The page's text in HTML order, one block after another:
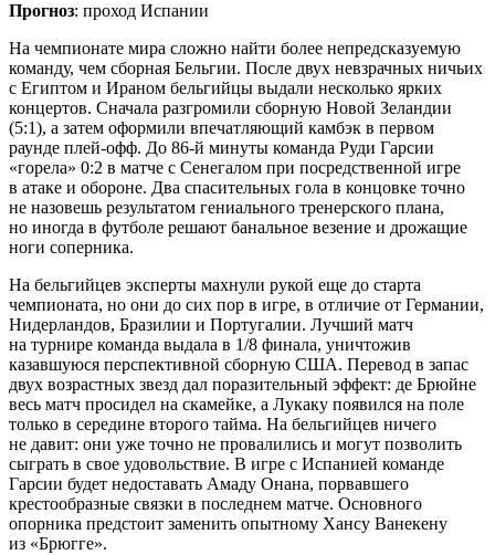
Прогноз: проход Испании
На чемпионате мира сложно найти более непредсказуемую
команду, чем сборная Бельгии. После двух невзрачных ничьих
с Египтом и Ираном бельгийцы выдали несколько ярких
концертов. Сначала разгромили сборную Новой Зеландии
(5:1), а затем оформили впечатляющий камбэк в первом
раунде плей-офф. До 86-й минуты команда Руди Гарсии
«горела» 0:2 в матче с Сенегалом при посредственной игре
в атаке и обороне. Два спасительных гола в концовке точно
не назовешь результатом гениального тренерского плана,
но иногда в футболе решают банальное везение и дрожащие
ноги соперника.
На бельгийцев эксперты махнули рукой еще до старта
чемпионата, но они до сих пор в игре, в отличие от Германии,
Нидерландов, Бразилии и Португалии. Лучший матч
на турнире команда выдала в 1/8 финала, уничтожив
казавшуюся перспективной сборную США. Перевод в запас
двух возрастных звезд дал поразительный эффект: де Брюйне
весь матч просидел на скамейке, а Лукаку появился на поле
только в середине второго тайма. На бельгийцев ничего
не давит: они уже точно не провалились и могут позволить
сыграть в свое удовольствие. В игре с Испанией команде
Гарсии будет недоставать Амаду Онана, порвавшего
крестообразные связки в последнем матче. Основного
опорника предстоит заменить опытному Хансу Ванекену
из «Брюгге».